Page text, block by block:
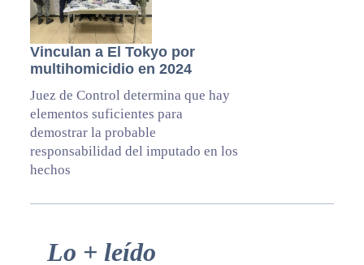
Vinculan a El Tokyo por
multihomicidio en 2024
Juez de Control determina que hay
elementos suficientes para
demostrar la probable
responsabilidad del imputado en los
hechos
Primary
Lo + leído